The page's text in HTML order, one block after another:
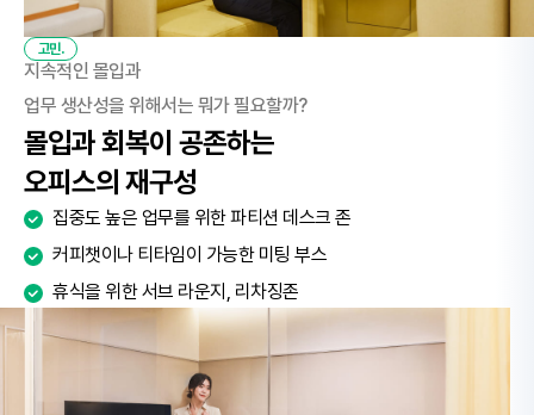
고민.
지속적인 몰입과
업무 생산성을 위해서는 뭐가 필요할까?
몰입과 회복이 공존하는
오피스의 재구성
집중도 높은 업무를 위한 파티션 데스크 존
커피챗이나 티타임이 가능한 미팅 부스
휴식을 위한 서브 라운지, 리차징존